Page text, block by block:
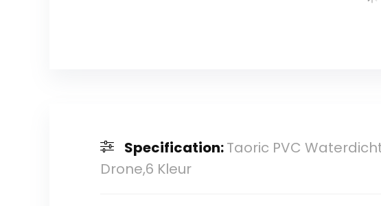
Specification:Taoric PVC
Drone,6 Kleur